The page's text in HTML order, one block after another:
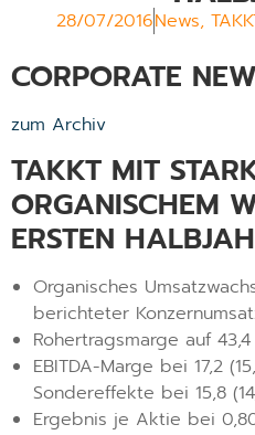
28/07/2016News,
CORPORATE
zum Archiv
TAKKT MIT
ORGANISCHEM
ERSTEN
Organisches
berichteter
Rohertragsmarge auf
EBITDA-Marge bei 17,2
Sondereffekte bei 15,8
Ergebnis je Aktie bei